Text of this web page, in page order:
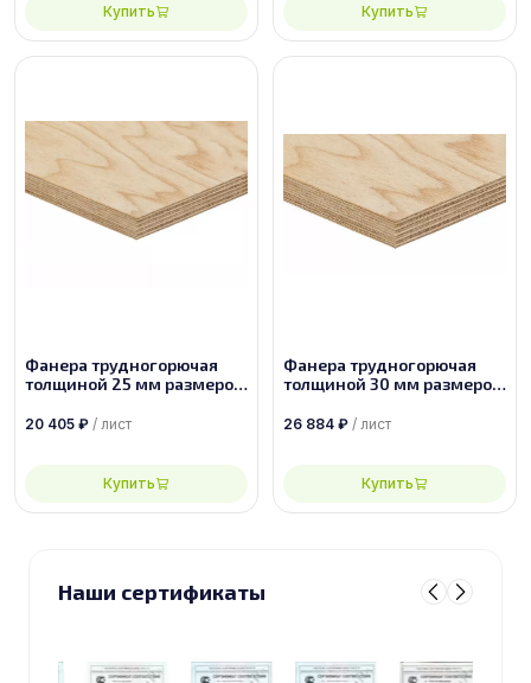
Купить Купить
Фанера трудногорючая
толщиной 25 мм размером
20 405 ₽ / лист
Купить
Фанера трудногорючая
толщиной 30 мм размером
26 884 ₽ / лист
Купить
Наши сертификаты